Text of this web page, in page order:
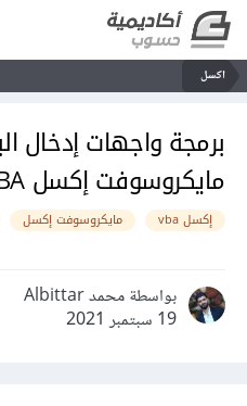
اكسل
برمجة واجهات إدخال
مايكروسوفت إكسل VBA
إكسل vba مايكروسوفت إكسل
بواسطة محمد Albittar
19 سبتمبر 2021